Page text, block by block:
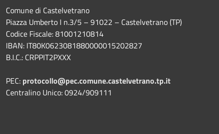
Comune di Castelvetrano
Piazza Umberto I n.3/5 – 91022 – Castelvetrano (TP)
Codice Fiscale: 81001210814
IBAN: IT80K0623081880000015202827
B.I.C.: CRPPIT2PXXX
PEC: protocollo@pec.comune.castelvetrano.tp.it
Centralino Unico: 0924/909111